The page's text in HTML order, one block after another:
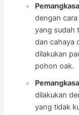
dengan
yang sudah
dan cahaya
dilakukan
pohon oak.
dilakukan
yang tidak